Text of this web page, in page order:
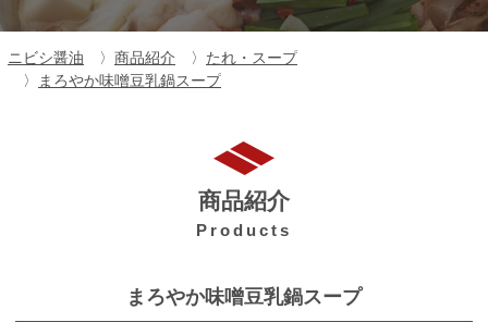
ニビシ醤油 商品紹介
たれ・スープ
まろやか味噌󠄀豆乳鍋スープ
商品紹介
Products
まろやか味噌󠄀豆乳鍋スープ